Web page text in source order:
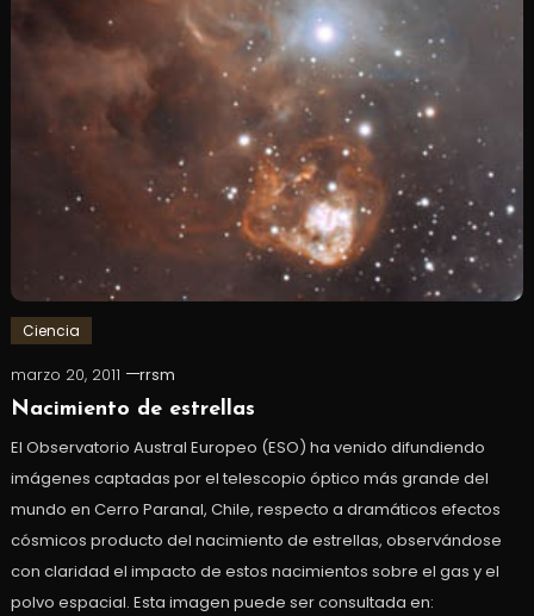
Ciencia
marzo 20, 2011
rrsm
Nacimiento de estrellas
El Observatorio Austral Europeo (ESO) ha venido difundiendo
imágenes captadas por el telescopio óptico más grande del
mundo en Cerro Paranal, Chile, respecto a dramáticos efectos
cósmicos producto del nacimiento de estrellas, observándose
con claridad el impacto de estos nacimientos sobre el gas y el
polvo espacial. Esta imagen puede ser consultada en: